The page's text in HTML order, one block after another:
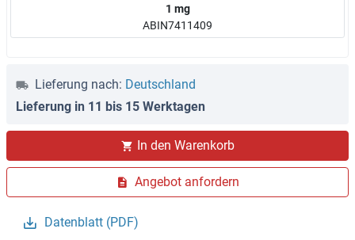
1 mg
ABIN7411409
Lieferung nach: Deutschland
Lieferung in 11 bis 15 Werktagen
In den Warenkorb
Angebot anfordern
Datenblatt (PDF)